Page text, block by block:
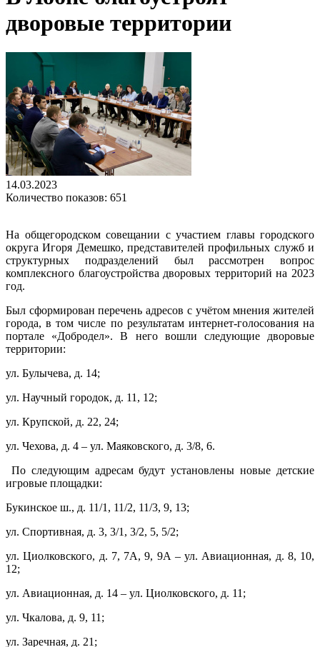
дворовые территории
14.03.2023
Количество показов: 651
На общегородском совещании с участием главы городского
округа Игоря Демешко, представителей профильных служб и
структурных подразделений был рассмотрен вопрос
комплексного благоустройства дворовых территорий на 2023
год.
Был сформирован перечень адресов с учётом мнения жителей
города, в том числе по результатам интернет-голосования на
портале «Добродел». В него вошли следующие дворовые
территории:
ул. Булычева, д. 14;
ул. Научный городок, д. 11, 12;
ул. Крупской, д. 22, 24;
ул. Чехова, д. 4 – ул. Маяковского, д. 3/8, 6.
По следующим адресам будут установлены новые детские
игровые площадки:
Букинское ш., д. 11/1, 11/2, 11/3, 9, 13;
ул. Спортивная, д. 3, 3/1, 3/2, 5, 5/2;
ул. Циолковского, д. 7, 7А, 9, 9А – ул. Авиационная, д. 8, 10,
12;
ул. Авиационная, д. 14 – ул. Циолковского, д. 11;
ул. Чкалова, д. 9, 11;
ул. Заречная, д. 21;